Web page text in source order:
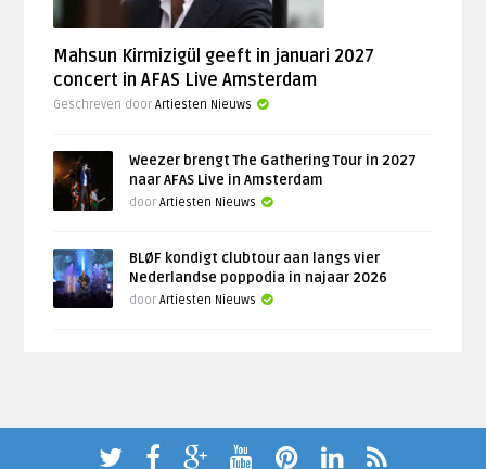
Mahsun Kirmizigül geeft in januari 2027
concert in AFAS Live Amsterdam
Geschreven doorArtiesten Nieuws
Weezer brengt The Gathering Tour in 2027
naar AFAS Live in Amsterdam
doorArtiesten Nieuws
BLØF kondigt clubtour aan langs vier
Nederlandse poppodia in najaar 2026
doorArtiesten Nieuws